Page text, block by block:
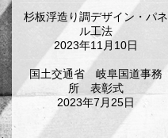
杉板浮造り調デザイン・パネ
ル工法
2023年11月10日
国土交通省 岐阜国道事務
所 表彰式
2023年7月25日